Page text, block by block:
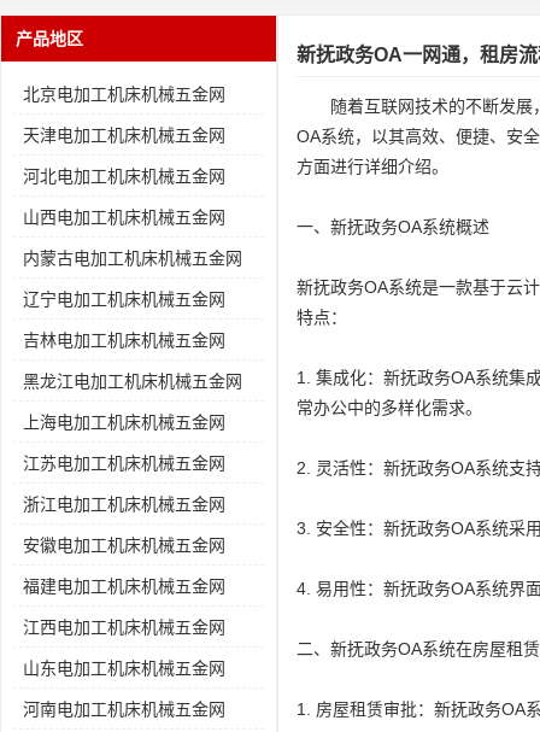
产品地区
北京电加工机床机械五金网
天津电加工机床机械五金网
河北电加工机床机械五金网
山西电加工机床机械五金网
内蒙古电加工机床机械五金网
辽宁电加工机床机械五金网
吉林电加工机床机械五金网
黑龙江电加工机床机械五金网
上海电加工机床机械五金网
江苏电加工机床机械五金网
浙江电加工机床机械五金网
安徽电加工机床机械五金网
福建电加工机床机械五金网
江西电加工机床机械五金网
山东电加工机床机械五金网
河南电加工机床机械五金网
新抚政务OA一网通，租房
随着互联网技术的不断发
OA系统，以其高效、便捷、安
方面进行详细介绍。
一、新抚政务OA系统概述
新抚政务OA系统是一款基于云
特点：
1. 集成化：新抚政务OA系统集
常办公中的多样化需求。
2. 灵活性：新抚政务OA系统支
3. 安全性：新抚政务OA系统采
4. 易用性：新抚政务OA系统界
二、新抚政务OA系统在房屋租
1. 房屋租赁审批：新抚政务OA